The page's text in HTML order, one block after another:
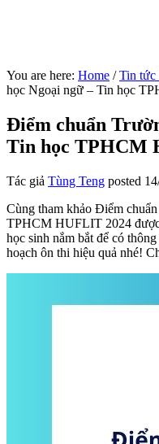
You are here: Home / Tin tức
học Ngoại ngữ – Tin học
Điểm chuẩn
Tin học TPHCM
Tác giả Tùng Teng posted
Cùng tham khảo Điểm
TPHCM HUFLIT 2024
học sinh nắm bắt để có
hoạch ôn thi hiệu quả nhé!